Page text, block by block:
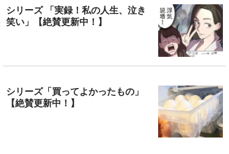
シリーズ 「実録！私の人生、泣き
笑い」【絶賛更新中！】
シリーズ「買ってよかったもの」
【絶賛更新中！】